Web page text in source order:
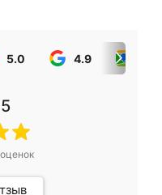
5.0 4.9
оценок